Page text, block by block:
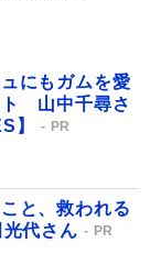
にもガムを愛
ト 山中千尋さ
】
PR
と、救われる
代さん
PR